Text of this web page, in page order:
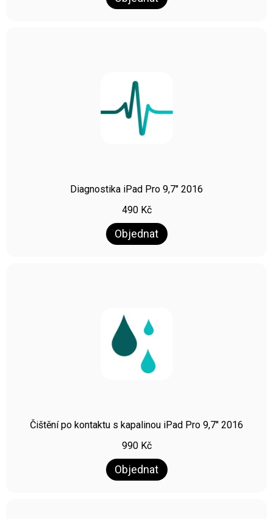
Diagnostika iPad Pro 9,7″ 2016
490 Kč
Objednat
Čištění po kontaktu s kapalinou iPad Pro 9,7″ 2016
990 Kč
Objednat